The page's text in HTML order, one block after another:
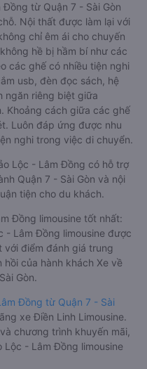
từ Quận 7 - Sài Gòn
Nội thất được làm lại với
chỉ êm ái cho chuyến
hề bị hầm bí như các
các ghế có nhiều tiện nghi
usb, đèn đọc sách, hệ
ngăn riêng biệt giữa
Khoảng cách giữa các ghế
Luôn đáp ứng được nhu
nghi trong việc di chuyển.
Lộc - Lâm Đồng có hỗ trợ
Quận 7 - Sài Gòn và nội
tiện cho du khách.
Đồng limousine tốt nhất:
- Lâm Đồng limousine được
với điểm đánh giá trung
của hành khách Xe về
Gòn.
Đồng từ Quận 7 - Sài
xe Điền Linh Limousine.
chương trình khuyến mãi,
Lộc - Lâm Đồng limousine